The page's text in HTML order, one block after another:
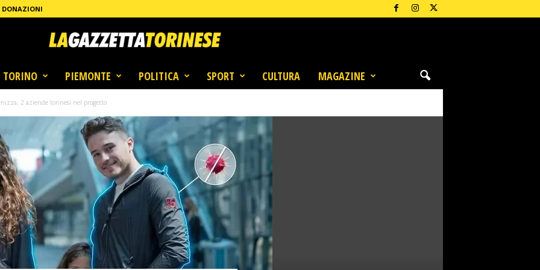
DONAZIONI
TORINO PIEMONTE POLITICA SPORT CULTURA MAGAZINE
2 aziende torinesi nel progetto